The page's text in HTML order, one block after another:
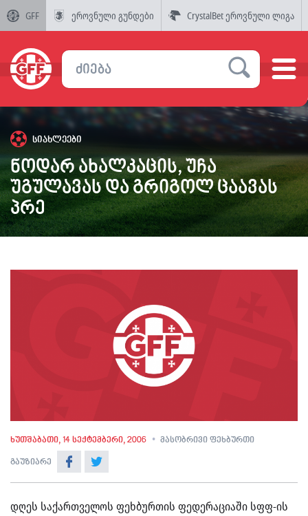
GFF ეროვნული გუნდები CrystalBet ეროვნული ლიგა
სიახლეები
ნოდარ ახალკაცის, უჩა
უგულავას და გრიგოლ ცაავას
პრე
ხუთშაბათი, 14 სექტემბერი, 2006 მასობრივი ფეხბურთი
გაუზიარე
დღეს საქართველოს ფეხბურთის ფედერაციაში სფფ-ის